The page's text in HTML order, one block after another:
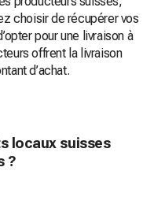
choisir de récupérer vos
pour une livraison à
offrent la livraison
d’achat.
locaux suisses
?